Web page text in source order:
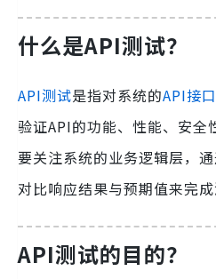
什么是API测试？
API测试‌是指对系统的API接口
验证API的功能、性能、安全
要关注系统的业务逻辑层，
对比响应结果与预期值来完
API测试的目的？